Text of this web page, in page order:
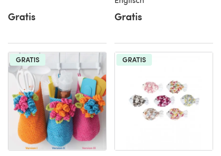
Gratis Gratis
GRATIS GRATIS